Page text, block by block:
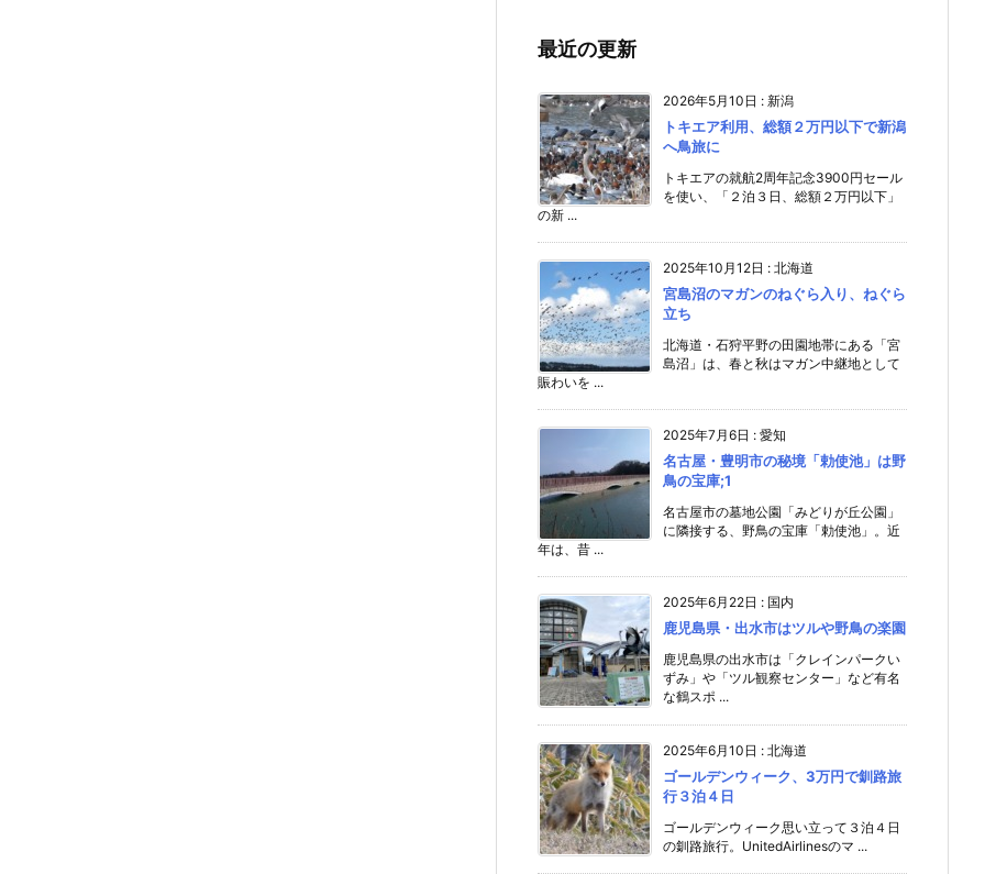
最近の更新
2026年5月10日 : 新潟
トキエア利用、総額２万円以下で新潟
へ鳥旅に
トキエアの就航2周年記念3900円セール
を使い、「２泊３日、総額２万円以下」
の新 ...
2025年10月12日 : 北海道
宮島沼のマガンのねぐら入り、ねぐら
立ち
北海道・石狩平野の田園地帯にある「宮
島沼」は、春と秋はマガン中継地として
賑わいを ...
2025年7月6日 : 愛知
名古屋・豊明市の秘境「勅使池」は野
鳥の宝庫;1
名古屋市の墓地公園「みどりが丘公園」
に隣接する、野鳥の宝庫「勅使池」。近
年は、昔 ...
2025年6月22日 : 国内
鹿児島県・出水市はツルや野鳥の楽園
鹿児島県の出水市は「クレインパークい
ずみ」や「ツル観察センター」など有名
な鶴スポ ...
2025年6月10日 : 北海道
ゴールデンウィーク、3万円で釧路旅
行３泊４日
ゴールデンウィーク思い立って３泊４日
の釧路旅行。UnitedAirlinesのマ ...